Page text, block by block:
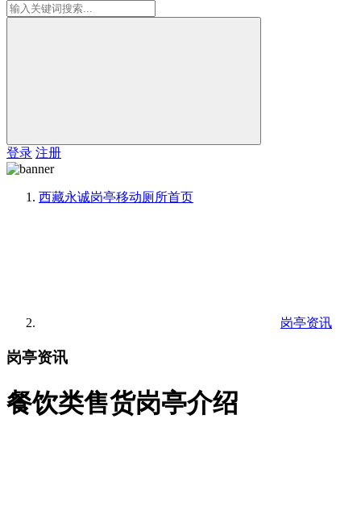
登录 注册
西藏永诚岗亭移动厕所首页
岗亭资讯
岗亭资讯
餐饮类售货岗亭介绍